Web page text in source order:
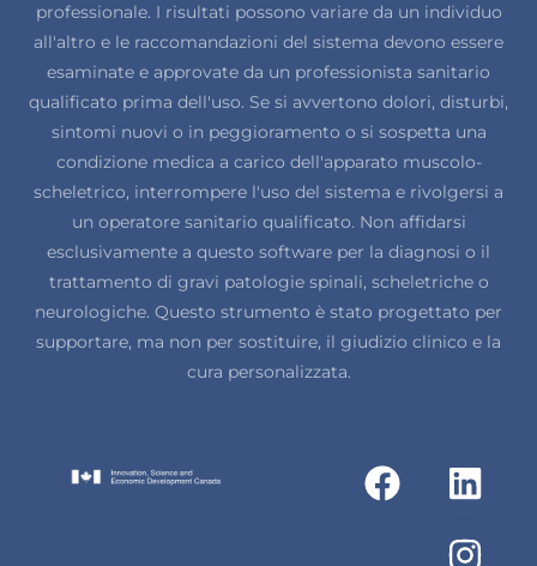
professionale. I risultati possono variare da un individuo
all'altro e le raccomandazioni del sistema devono essere
esaminate e approvate da un professionista sanitario
qualificato prima dell'uso. Se si avvertono dolori, disturbi,
sintomi nuovi o in peggioramento o si sospetta una
condizione medica a carico dell'apparato muscolo-
scheletrico, interrompere l'uso del sistema e rivolgersi a
un operatore sanitario qualificato. Non affidarsi
esclusivamente a questo software per la diagnosi o il
trattamento di gravi patologie spinali, scheletriche o
neurologiche. Questo strumento è stato progettato per
supportare, ma non per sostituire, il giudizio clinico e la
cura personalizzata.
F
a
L
i
n
I
n
s